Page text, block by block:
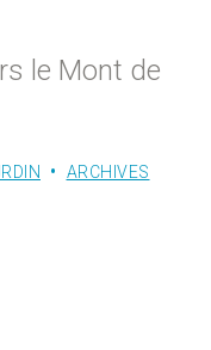
le Mont de
ARCHIVES